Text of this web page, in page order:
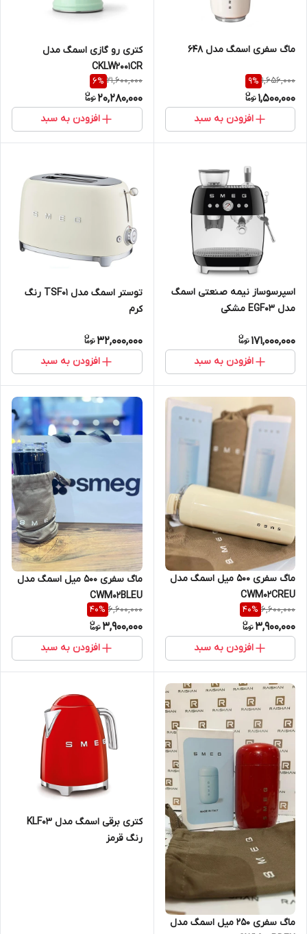
ماگ سفری اسمگ مدل 648
1,656,000
9%
1,500,000
افزودن به سبد
کتری رو گازی اسمگ مدل
CKLW2001CR
21,600,000
6%
20,280,000
افزودن به سبد
اسپرسوساز نیمه صنعتی اسمگ
مدل EGF03 مشکی
171,000,000
افزودن به سبد
توستر اسمگ مدل TSF01 رنگ
کرم
32,000,000
افزودن به سبد
ماگ سفری 500 میل اسمگ مدل
CWM02CREU
6,600,000
40%
3,900,000
افزودن به سبد
ماگ سفری 500 میل اسمگ مدل
CWM02BLEU
6,600,000
40%
3,900,000
افزودن به سبد
ماگ سفری 250 میل اسمگ مدل
کتری برقی اسمگ مدل KLF03
رنگ قرمز